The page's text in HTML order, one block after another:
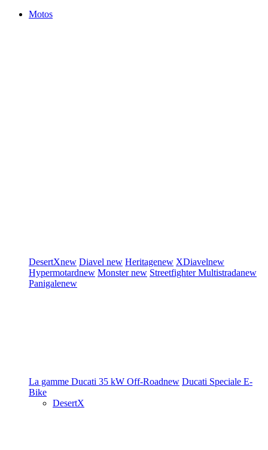
Motos
DesertXnew Diavel new Heritagenew XDiavelnew
Hypermotardnew Monsternew StreetfighterMultistradanew
Panigalenew
La gamme Ducati 35 kW Off-Roadnew Ducati Speciale E-
Bike
DesertX